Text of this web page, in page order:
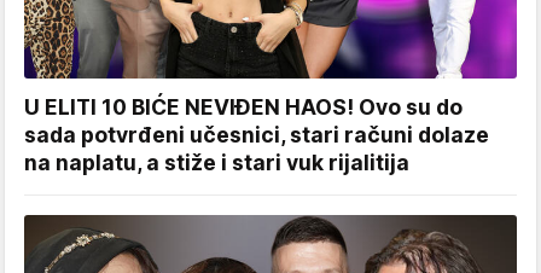
U ELITI 10 BIĆE NEVIĐEN HAOS! Ovo su do
sada potvrđeni učesnici, stari računi dolaze
na naplatu, a stiže i stari vuk rijalitija